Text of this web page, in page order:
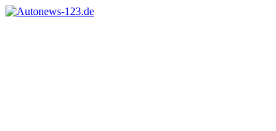
Zum